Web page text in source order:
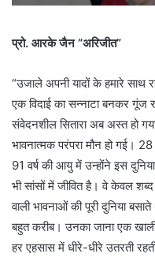
प्रो. आरके जैन “अरिजीत”
“उजाले अपनी यादों के हमारे साथ
एक विदाई का सन्नाटा बनकर गूंज
संवेदनशील सितारा अब अस्त हो
भावनात्मक परंपरा मौन हो गई।
91 वर्ष की आयु में उन्होंने इस
भी सांसों में जीवित है। वे केवल
वाली भावनाओं की पूरी दुनिया
बहुत करीब। उनका जाना एक
हर एहसास में धीरे-धीरे उतरती